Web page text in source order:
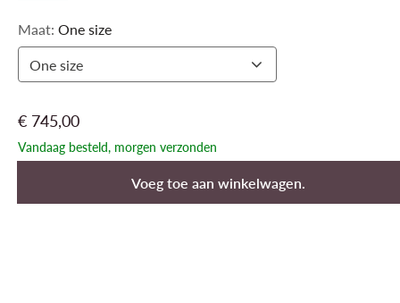
Maat: One size
One size
€ 745,00
Vandaag besteld, morgen verzonden
Voeg toe aan winkelwagen.